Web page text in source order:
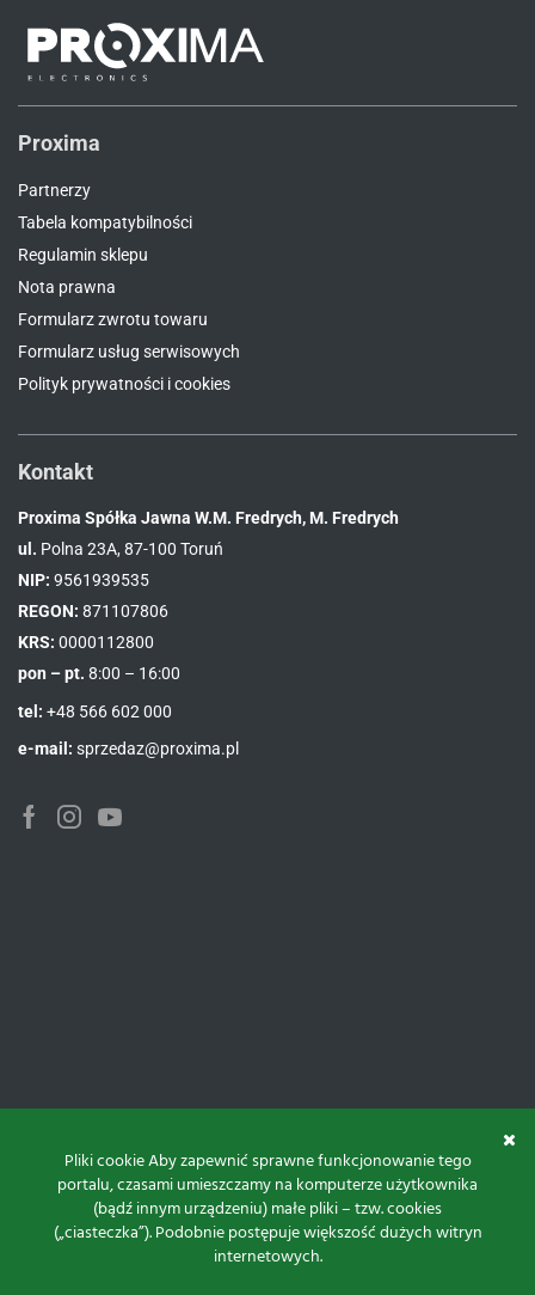
Proxima
Partnerzy
Tabela kompatybilności
Regulamin sklepu
Nota prawna
Formularz zwrotu towaru
Formularz usług serwisowych
Polityk prywatności i cookies
Kontakt
Proxima Spółka Jawna W.M. Fredrych, M. Fredrych
ul. Polna 23A, 87-100 Toruń
NIP: 9561939535
REGON: 871107806
KRS: 0000112800
pon – pt. 8:00 – 16:00
tel: +48 566 602 000
e-mail: sprzedaz@proxima.pl
Pliki cookie Aby zapewnić sprawne funkcjonowanie tego
portalu, czasami umieszczamy na komputerze użytkownika
(bądź innym urządzeniu) małe pliki – tzw. cookies
(„ciasteczka”). Podobnie postępuje większość dużych witryn
internetowych.